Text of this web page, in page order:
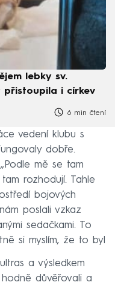
lebky sv.
přistoupila i církev
6 min čtení
vedení klubu s
dobře.
mě se tam
rozhodují. Tahle
bojových
poslali vzkaz
sedačkami. To
si myslím, že to byl
a výsledkem
důvěřovali a